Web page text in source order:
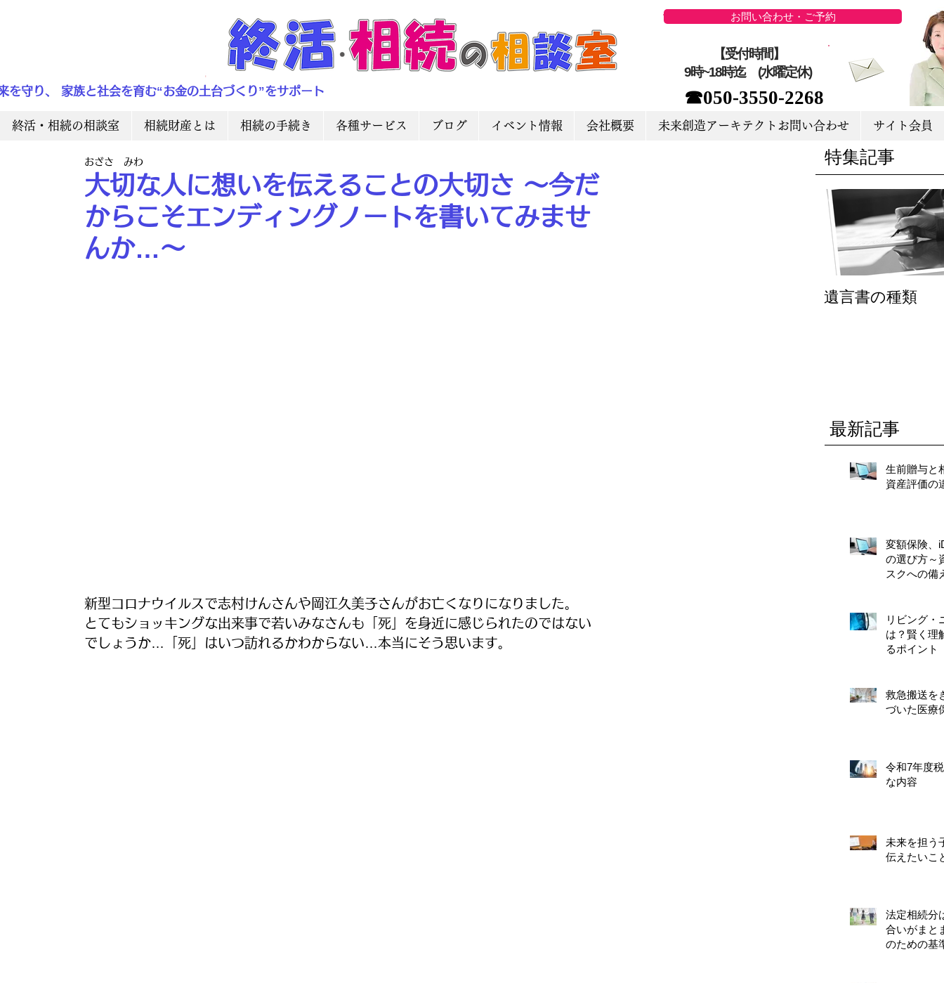
を守り、 家族と社会を育む“お金の土台づくり”をサポート
お問い合わせ・ご予約
☎050-3550-2268
【受付時間】
9時~18時迄 (水曜定休)
終活・相続の相談室 相続財産とは 相続の手続き 各種サービス ブログ イベント情報 会社概要 未来創造アーキテクトお問い合わせ サイト会員
大切な人に想いを伝えることの大切さ ～今だ
からこそエンディングノートを書いてみませ
んか…～
おざさ みわ
新型コロナウイルスで志村けんさんや岡江久美子さんがお亡くなりになりました。
とてもショッキングな出来事で若いみなさんも「死」を身近に感じられたのではない
でしょうか…「死」はいつ訪れるかわからない…本当にそう思います。
特集記事
遺言書の種類
最新記事
生前贈与と
資産評価の
変額保険、
の選び方～
スクへの備
リビング・
は？賢く理
るポイント
救急搬送を
づいた医療
令和7年度
な内容
未来を担う
伝えたいこ
法定相続分
合いがまと
のための基